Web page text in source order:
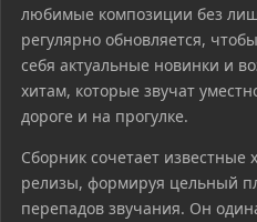
любимые композиции без
регулярно обновляется,
себя актуальные новинки и
хитам, которые звучат
дороге и на прогулке.
Сборник сочетает
релизы, формируя цельный
перепадов звучания. Он